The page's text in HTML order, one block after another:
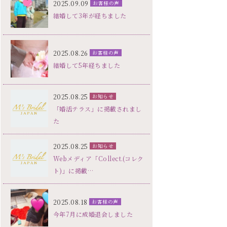
2025.09.09 お客様の声
結婚して3年が経ちました
2025.08.26 お客様の声
結婚して5年経ちました
2025.08.25 お知らせ
「婚活テラス」に掲載されまし
た
2025.08.25 お知らせ
Webメディア「Collect.(コレク
ト)」に掲載…
2025.08.18 お客様の声
今年7月に成婚退会しました